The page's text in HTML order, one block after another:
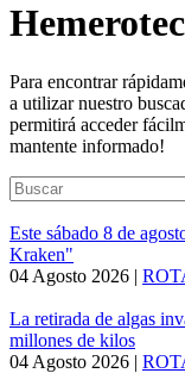
Para encontrar
a utilizar nuestro
permitirá acceder
mantente informado!
Este sábado 8 de
Kraken"
04 Agosto 2026 |
La retirada de algas
millones de kilos
04 Agosto 2026 |